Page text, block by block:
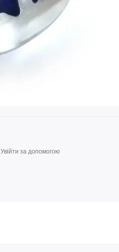
Увійти за допомогою